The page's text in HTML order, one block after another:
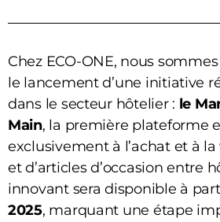
Chez ECO-ONE, nous
le lancement d’une initiative
dans le secteur hôtelier : le
Main, la première plateforme
exclusivement à l’achat et à
et d’articles d’occasion entre
innovant sera disponible à
2025, marquant une étape